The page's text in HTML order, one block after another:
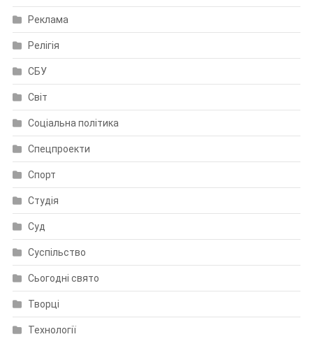
Реклама
Релігія
СБУ
Світ
Соціальна політика
Спецпроекти
Спорт
Студія
Суд
Суспільство
Сьогодні свято
Творці
Технології